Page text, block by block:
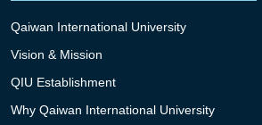
Qaiwan International University
Vision & Mission
QIU Establishment
Why Qaiwan International University